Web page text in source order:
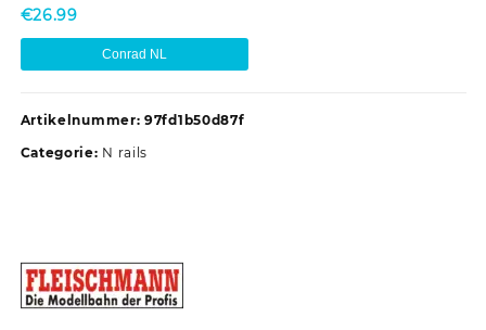
€26.99
Conrad NL
Artikelnummer: 97fd1b50d87f
Categorie: N rails